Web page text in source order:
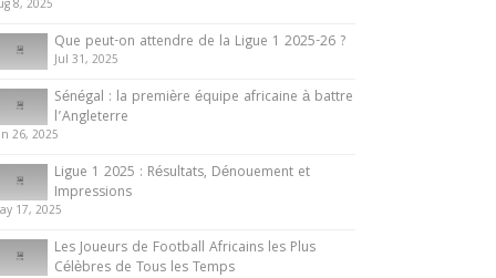
ce que vous devez savoir sur la
d’Afrique des Nations
10 May 2024
Internationales
de l’équipe nationale de
football du Cameroun
2025
8, 2025
Que peut-on attendre de la Ligue 1 2025-26 ?
Jul 31, 2025
Sénégal : la première équipe africaine à battre
l’Angleterre
26, 2025
Ligue 1 2025 : Résultats, Dénouement et
Impressions
17, 2025
Les Joueurs de Football Africains les Plus
Célèbres de Tous les Temps